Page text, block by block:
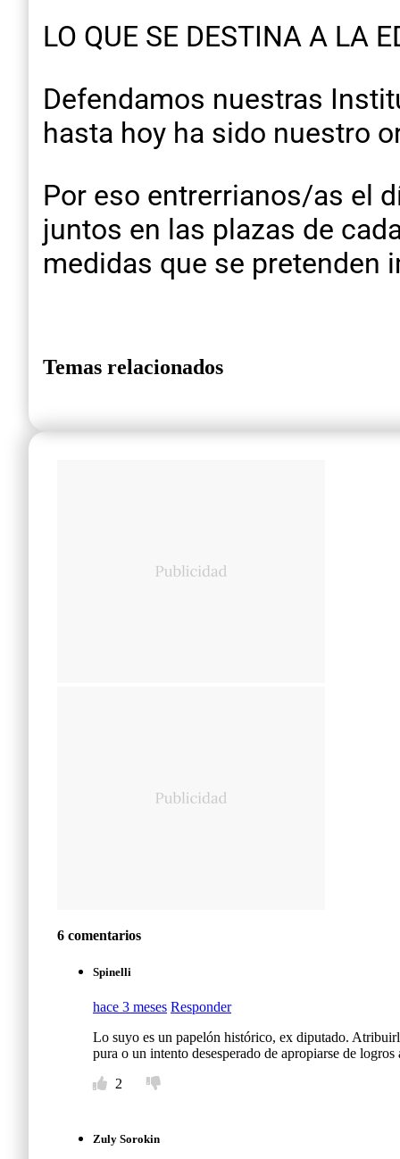
LO QUE SE DESTINA A LA
Defendamos nuestras
hasta hoy ha sido nuestro
Por eso entrerrianos/as el
juntos en las plazas de
medidas que se pretenden
Temas relacionados
6 comentarios
Spinelli
hace 3 meses Responder
Lo suyo es un papelón histórico, ex diputado.
pura o un intento desesperado de apropiarse de
2
Zuly Sorokin